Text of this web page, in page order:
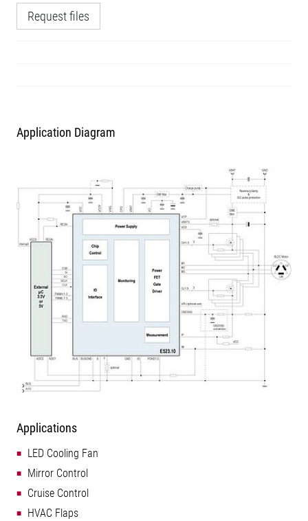
Request files
Application Diagram
Applications
LED Cooling Fan
Mirror Control
Cruise Control
HVAC Flaps